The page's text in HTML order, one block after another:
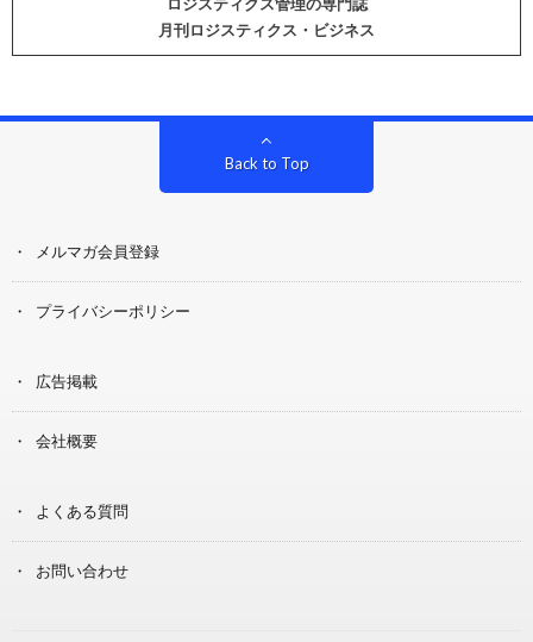
ロジスティクス管理の専門誌
月刊ロジスティクス・ビジネス
Back to Top
メルマガ会員登録
プライバシーポリシー
広告掲載
会社概要
よくある質問
お問い合わせ